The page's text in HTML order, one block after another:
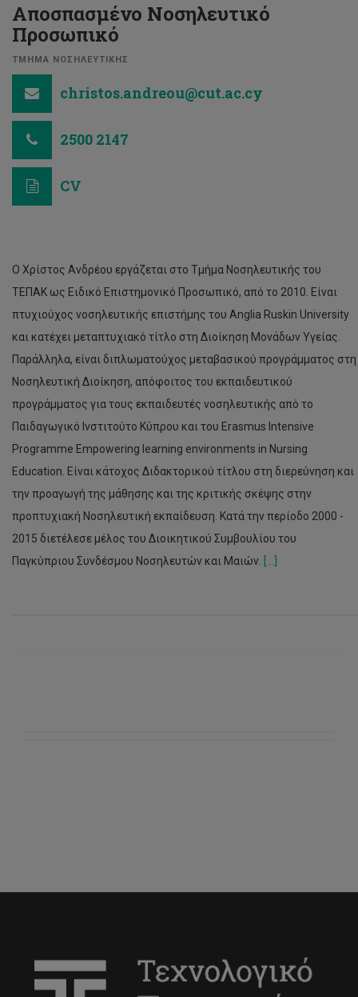
Αποσπασμένο Νοσηλευτικό
Προσωπικό
ΤΜΗΜΑ ΝΟΣΗΛΕΥΤΙΚΗΣ
christos.andreou@cut.ac.cy
2500 2147
CV
Ο Χρίστος Ανδρέου εργάζεται στο Τμήμα Νοσηλευτικής του
ΤΕΠΑΚ ως Ειδικό Επιστημονικό Προσωπικό, από το 2010. Είναι
πτυχιούχος νοσηλευτικής επιστήμης του Anglia Ruskin University
και κατέχει μεταπτυχιακό τίτλο στη Διοίκηση Μονάδων Υγείας.
Παράλληλα, είναι διπλωματούχος μεταβασικού προγράμματος στη
Νοσηλευτική Διοίκηση, απόφοιτος του εκπαιδευτικού
προγράμματος για τους εκπαιδευτές νοσηλευτικής από το
Παιδαγωγικό Ινστιτούτο Κύπρου και του Erasmus Intensive
Programme Empowering learning environments in Nursing
Εducation. Είναι κάτοχος Διδακτορικού τίτλου στη διερεύνηση και
την προαγωγή της μάθησης και της κριτικής σκέψης στην
προπτυχιακή Νοσηλευτική εκπαίδευση. Κατά την περίοδο 2000 -
2015 διετέλεσε μέλος του Διοικητικού Συμβουλίου του
Παγκύπριου Συνδέσμου Νοσηλευτών και Μαιών.